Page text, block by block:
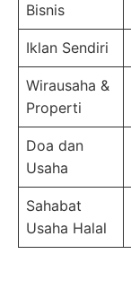
Bisnis
Iklan Sendiri
Wirausaha &
Properti
Doa dan
Usaha
Sahabat
Usaha Halal